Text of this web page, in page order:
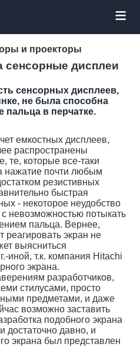
≡
и проекторы
сенсорные дисплеи
сенсорных дисплеев,
не была способна
пальца в перчатке.
емкостных дисплеев,
распространены
те, которые все-таки
нажатие почти любым
резистивных
быстрая
- некоторое неудобство
невозможностью потыкать
пальца. Вернее,
реагировать экран не
выясниться
иной, т.к. компания Hitachi
экрана.
разработчиков,
стилусами, просто
предметами, и даже
возможно заставить
подобного экрана
достаточно давно, и
экрана был представлен